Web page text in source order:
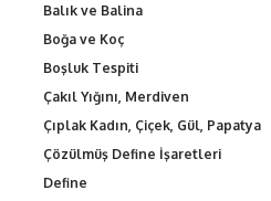
Balık ve Balina
Boğa ve Koç
Boşluk Tespiti
Çakıl Yığını, Merdiven
Çıplak Kadın, Çiçek, Gül, Papatya
Çözülmüş Define İşaretleri
Define